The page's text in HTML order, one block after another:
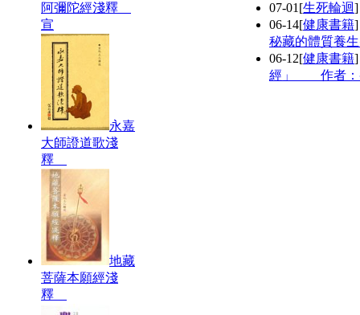
阿彌陀經淺釋
宣
永嘉
大師證道歌淺
釋
地藏
菩薩本願經淺
釋
07-01 [生死輪迴
06-14[健康書籍
秘藏的體質養
06-12[健康書籍
經」 作者：